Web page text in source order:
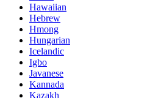
Hawaiian
Hebrew
Hmong
Hungarian
Icelandic
Igbo
Javanese
Kannada
Kazakh